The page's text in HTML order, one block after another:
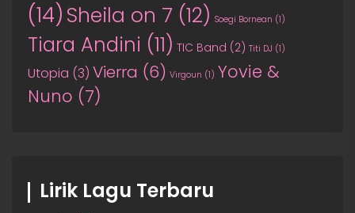
(14) Sheila on 7 (12) Soegi Bornean (1)
Tiara Andini (11) TIC Band (2) Titi DJ (1)
Utopia (3) Vierra (6) Virgoun (1) Yovie &
Nuno (7)
Lirik Lagu Terbaru